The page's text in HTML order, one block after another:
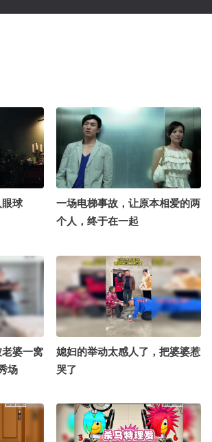
球
一场电梯事故，让原本相爱的两
个人，终于在一起
婆一窝
场
媳妇的举动太感人了，把婆婆惹
哭了